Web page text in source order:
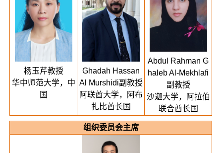
杨玉芹教授
华中师范大学，中
国
Ghadah Hassan
Al Murshidi副教授
阿联酋大学，阿布
扎比酋长国
Abdul Rahman G
haleb Al-Mekhlafi
副教授
沙迦大学，阿拉伯
联合酋长国
组织委员会主席